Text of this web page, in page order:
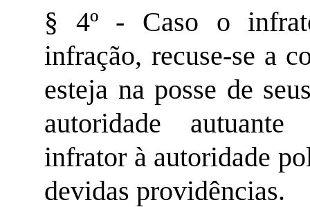
§ 4º - Caso o
infração, recuse-se a
esteja na posse de
autoridade
infrator à autoridade
devidas providências.